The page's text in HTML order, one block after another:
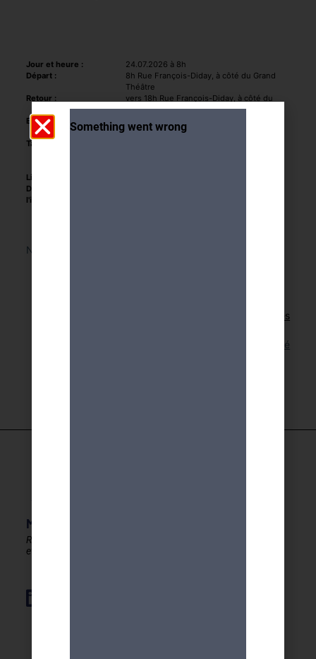
Jour et heure :
24.07.2026 à 8h
Départ :
8h Rue François-Diday, à côté du Grand
Théâtre
Retour :
vers 18h Rue François-Diday, à côté du
Grand Théâtre
Encadrement :
Jean-Claude Baltzinger (en cas d’urgence
079 658 58 61)
Tarifs :
Limite de participants :
Délais pour
l'inscription :
Nous sommes désolés, cette activité a déjà eu lieu.
Retour aux activités
Lien pour cette activité
MDA GENEVE - ACTIVITES 50+
Rester en forme, créatif
et autonome après 50 ans !